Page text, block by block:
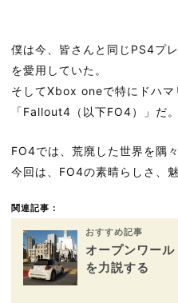
僕は今、皆さんと同じPS4プ
を愛用していた。
そしてXbox oneで特にドハマ
「Fallout4（以下FO4）」だ。
FO4では、荒廃した世界を隅
今回は、FO4の素晴らしさ、
関連記事：
おすすめ記事
オープンワー
を力説する